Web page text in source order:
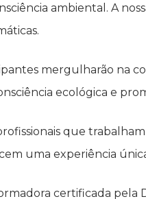
ambiental. A
mergulharão na
ecológica e
que
uma experiência
certificada pela